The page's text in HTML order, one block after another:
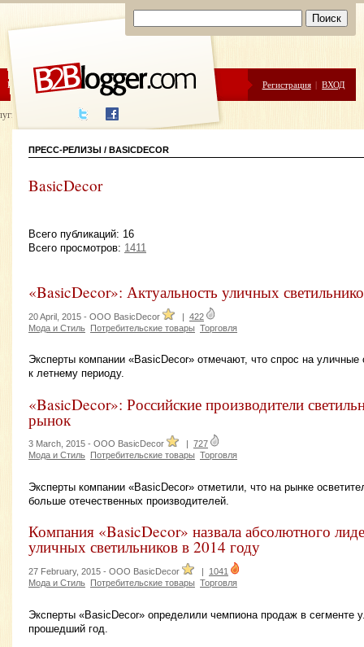
ЦЕНЫ ПОМОЩЬ Регистрация | ВХОД
написания
ПРЕСС-РЕЛИЗЫ / BASICDECOR
BasicDecor
Всего публикаций: 16
Всего просмотров: 1411
«BasicDecor»: Актуальность уличных
20 April, 2015 - OOO BasicDecor | 422
Мода и Стиль Потребительские товары Торговля
Эксперты компании «BasicDecor» отмечают, что спрос на уличные
к летнему периоду.
«BasicDecor»: Российские производители
рынок
3 March, 2015 - OOO BasicDecor
727
Мода и Стиль
Потребительские товары Торговля
Эксперты компании «BasicDecor» отметили, что на рынке
больше отечественных производителей.
Компания «BasicDecor» назвала абсолютного
уличных светильников в 2014 году
27 February, 2015 - OOO BasicDecor | 1041
Мода и Стиль Потребительские товары Торговля
Эксперты «BasicDecor» определили чемпиона продаж в сегменте
прошедший год.